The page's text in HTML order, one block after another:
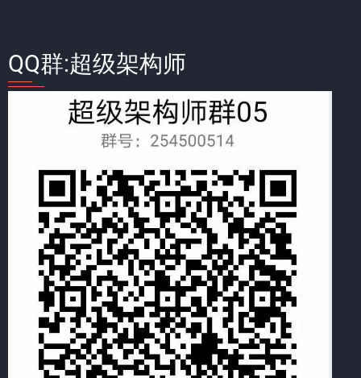
QQ群:超级架构师